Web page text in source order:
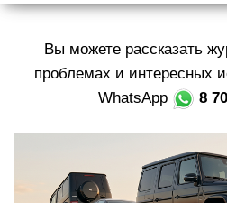
Вы можете рассказать
проблемах и интересных
WhatsApp
8